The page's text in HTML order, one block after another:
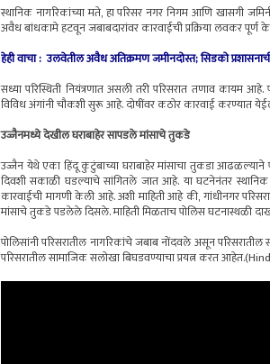
स्थानिक नागरिकांच्या मते, हा परिसर नगर निगम आणि खासगी
अवैध बांधकामे हटवून जबाबदारांवर कारवाईची प्रक्रिया लवकर
हेही वाचा : उलवेतील अवैध अतिक्रमण जमीनदोस्त; सिडको
सध्या परिस्थिती नियंत्रणात असली तरी परिसरात तणाव कायम
विविध अंगांनी चौकशी सुरू आहे. दोषींवर कठोर कारवाई
उज्जैनमध्ये देखील घराबाहेर सापडले मांसाचे तुकडे
उज्जैन येथे एका हिंदू कुटुंबाच्या घराबाहेर मांसाचा तुकडा आढळल्याने
दिवशी सकाळी घडल्याचे सांगितले जात आहे. या घटनेनंतर स्थानिक
कारवाईची मागणी केली आहे. अशी माहिती आहे की, गांधीनगर
मांसाचे तुकडे पडलेले दिसले. माहिती मिळताच पोलिस घटनास्थळी
पोलिसांनी परिसरातील नागरिकांचे जबाब नोंदवले असून
परिसरातील सामाजिक सलोखा बिघडवण्याचा प्रयत्न करत